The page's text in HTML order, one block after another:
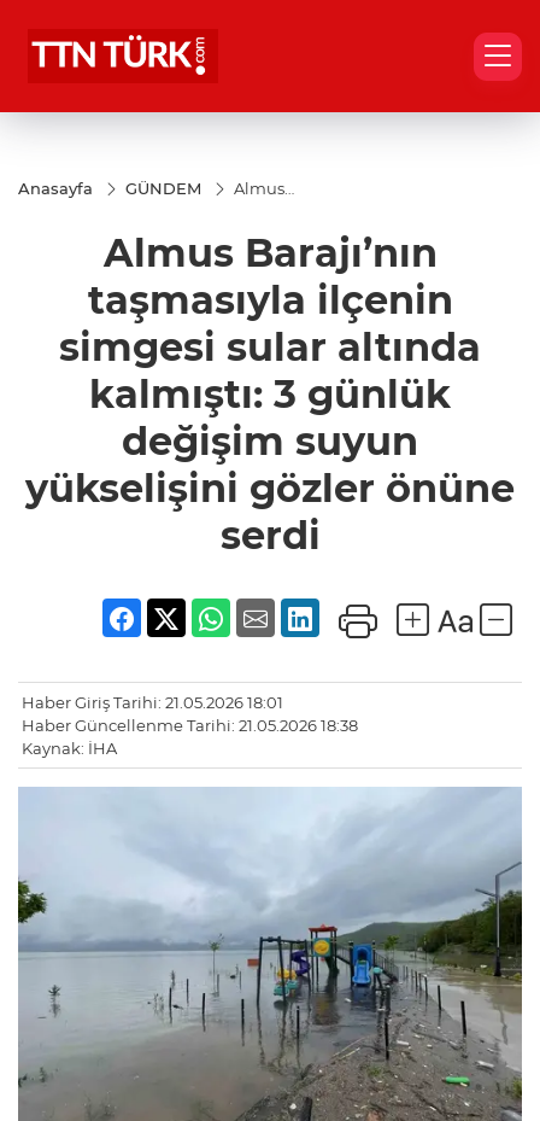
Anasayfa GÜNDEM
Almus
ilçenin
simgesi
altında
kalmıştı: 3
günlük
değişim
suyun
yükselişini
gözler
önüne
serdi
Almus Barajı’nın
taşmasıyla ilçenin
simgesi sular altında
kalmıştı: 3 günlük
değişim suyun
yükselişini gözler önüne
serdi
Haber Giriş Tarihi: 21.05.2026 18:01
Haber Güncellenme Tarihi: 21.05.2026 18:38
Kaynak: İHA